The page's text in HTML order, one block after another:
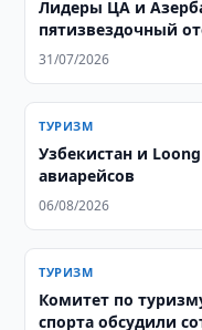
Лидеры ЦА и
пятизвездочный
31/07/2026
ТУРИЗМ
Узбекистан и
авиарейсов
06/08/2026
ТУРИЗМ
Комитет по
спорта обсудили